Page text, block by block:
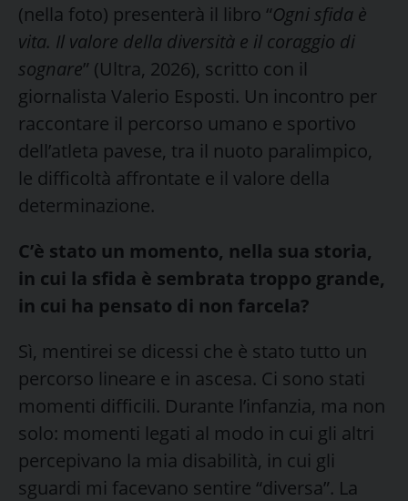
(nella foto) presenterà il libro “Ogni sfida è
vita. Il valore della diversità e il coraggio di
sognare” (Ultra, 2026), scritto con il
giornalista Valerio Esposti. Un incontro per
raccontare il percorso umano e sportivo
dell’atleta pavese, tra il nuoto paralimpico,
le difficoltà affrontate e il valore della
determinazione.
C’è stato un momento, nella sua storia,
in cui la sfida è sembrata troppo grande,
in cui ha pensato di non farcela?
Sì, mentirei se dicessi che è stato tutto un
percorso lineare e in ascesa. Ci sono stati
momenti difficili. Durante l’infanzia, ma non
solo: momenti legati al modo in cui gli altri
percepivano la mia disabilità, in cui gli
sguardi mi facevano sentire “diversa”. La